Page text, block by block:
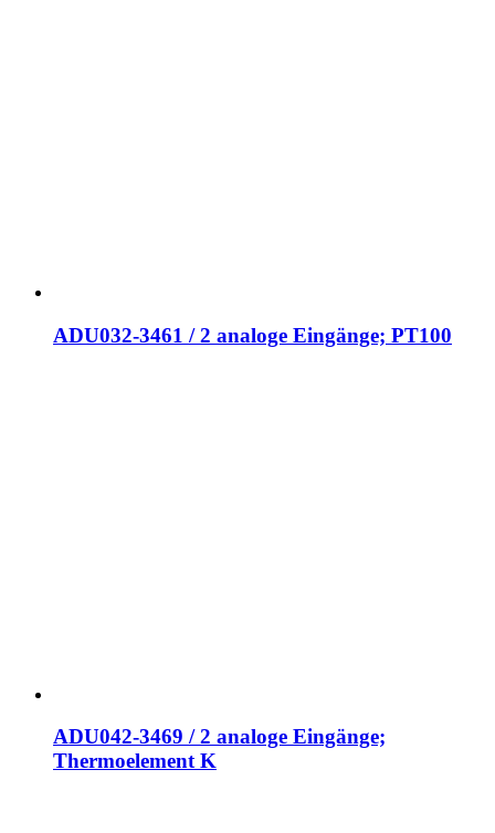
ADU032-3461 / 2 analoge Eingänge; PT100
ADU042-3469 / 2 analoge Eingänge;
Thermoelement K